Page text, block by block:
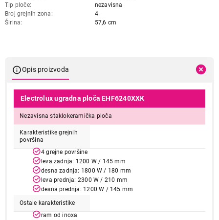
Tip ploče
nezavisna
Broj grejnih zona
4
Širina
57,6 cm
Opis proizvoda
Electrolux ugradna ploča EHF6240XXK
Nezavisna staklokeramička ploča
Karakteristike grejnih
površina
4 grejne površine
leva zadnja: 1200 W / 145 mm
desna zadnja: 1800 W / 180 mm
leva prednja: 2300 W / 210 mm
desna prednja: 1200 W / 145 mm
Ostale karakteristike
ram od inoxa